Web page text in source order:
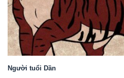
Người tuổi Dần